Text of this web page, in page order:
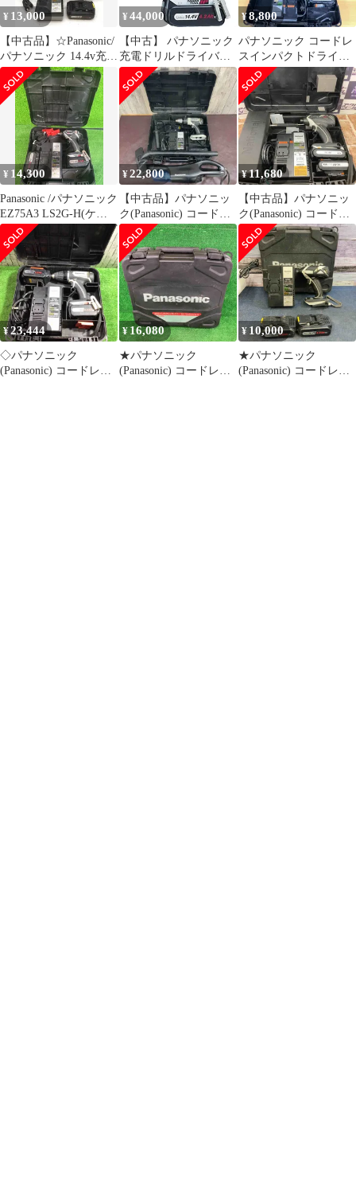
¥ 13,000
【中古品】☆Panasonic/
パナソニック 14.4v充電
振動ドリル&ドライバ
ー EZ7940LS2S-H
[IT4TQLAFOGH4] [エ
コツール知立店][M02]
¥ 44,000
【中古】 パナソニック
充電ドリルドライバー
EZ74A1 デュアル(
14.4V/18V対応)サイデ
ィングφ80mm(18V
時)14.4V4.2Ah電池パッ
ク×2個・充電器・ケー
ス付
¥8,800
パナソニック コードレ
スインパクトドライバ
EZ7543LZ2ST1【越谷
店】
¥ 14,300
Panasonic /パナソニック
EZ75A3 LS2G-H(ケー
ス記載) 充電式インパ
クトレンチ 本体/バッテ
リEZ9L51・18V4.2Ah×
２/充電器EZ0L81※現
状品・使用感有・経年
劣化有・生産終了商品
(ト-65)
¥22,800
【中古品】パナソニッ
ク(Panasonic) コードレ
ス振動ドリルドライバ
EZ7950LJ2S-H コード
レスクリーナー
EZ37A5 2台まとめ【東
大和店】
¥11,680
【中古品】パナソニッ
ク(Panasonic) コードレ
スインパクトドライバ
EZ7540LN2S-B【所沢
店】
¥23,444
◇パナソニック
(Panasonic) コードレス
¥16,080
★パナソニック
(Panasonic) コードレス
¥ 10,000
★パナソニック
(Panasonic) コードレス